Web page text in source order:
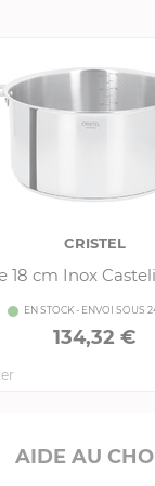
CRISTEL
18 cm Inox
EN STOCK - ENVOI SOUS
134,32 €
AIDE AU